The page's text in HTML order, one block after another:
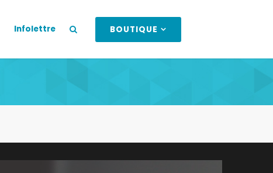
Infolettre BOUTIQUE